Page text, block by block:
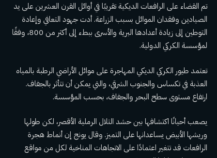
تم القضاء على الرافعات الديكية تقريبًا في أوائل القرن العشرين على يد
الصيادين وفقدان الموائل بسبب الزراعة. أدت جهود التعافي وإعادة
التوطين إلى زيادة أعدادها البرية والأسرى ببطء إلى أكثر من 800، وفقًا
لمؤسسة الكركي الدولية.
تعتمد طيور الكركي الديكي المهاجرة على موائل الأراضي الرطبة بالمياه
العذبة في تكساس والجنوب الشرقي، والتي يمكن أن تتأثر بالجفاف.
ارتفاع مستوى سطح البحر والجفاف، بحسب المؤسسة.
يصعب أحيانًا اكتشافها بين حشد التلال الرملية الأقصر، لكن طولها
وريشها الأبيض يساعدانها على التميز. وقال يونج إن أنماط هجرة
الرافعات قد تتغير اعتمادًا على الاتجاهات المناخية لكل من مواقع